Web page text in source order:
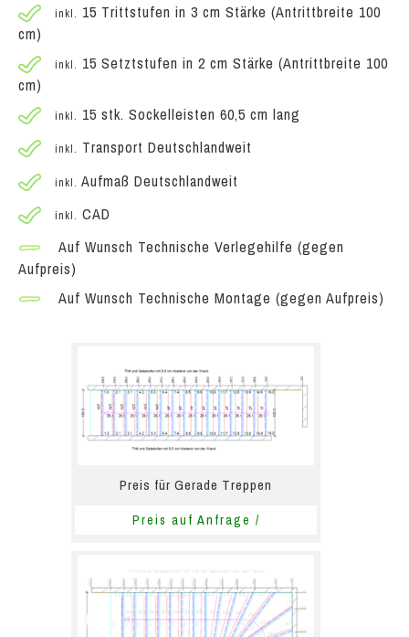
inkl. 15 Trittstufen in 3 cm Stärke (Antrittbreite 100
cm)
inkl. 15 Setztstufen in 2 cm Stärke (Antrittbreite 100
cm)
inkl. 15 stk. Sockelleisten 60,5 cm lang
inkl. Transport Deutschlandweit
inkl. Aufmaß Deutschlandweit
inkl. CAD
Auf Wunsch Technische Verlegehilfe (gegen
Aufpreis)
Auf Wunsch Technische Montage (gegen Aufpreis)
Preis für Gerade Treppen
Preis auf Anfrage /